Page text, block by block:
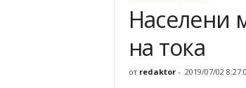
Населени
на тока
от redaktor- 2019/07/02